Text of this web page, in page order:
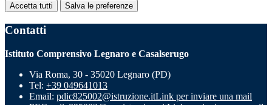
Accetta tutti Salva le preferenze
Contatti
Istituto Comprensivo Legnaro e Casalserugo
Via Roma, 30 - 35020 Legnaro (PD)
Tel: +39 049641013
Email: pdic825002@istruzione.itLink per inviare una mail